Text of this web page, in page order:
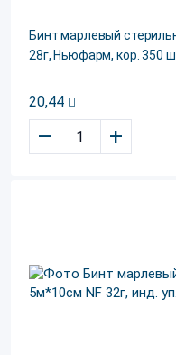
Бинт марлевый
28г, Ньюфарм, кор. 350
20,44
– +